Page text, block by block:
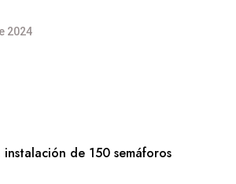
2024
de 150 semáforos